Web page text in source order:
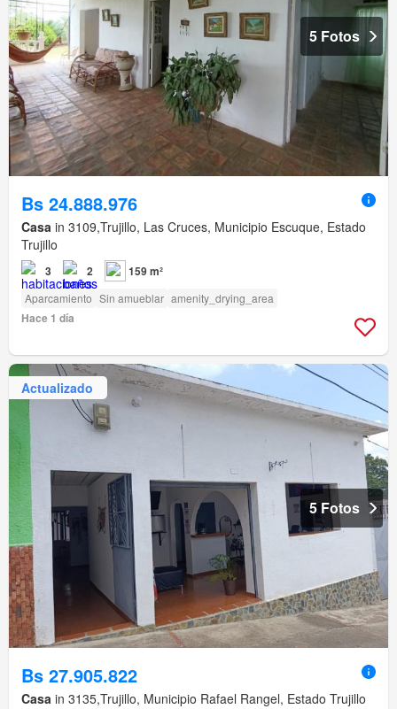
5 Fotos
Bs 24.888.976
Casa in 3109,Trujillo, Las Cruces, Municipio Escuque, Estado
Trujillo
3 2 159 m²
Aparcamiento Sin amueblar amenity_drying_area
Hace 1 día
Actualizado
5 Fotos
Bs 27.905.822
Casa in 3135,Trujillo, Municipio Rafael Rangel, Estado Trujillo